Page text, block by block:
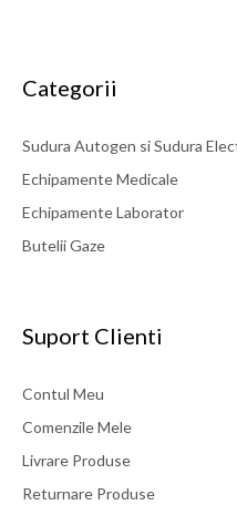
Categorii
Sudura Autogen si Sudura
Echipamente Medicale
Echipamente Laborator
Butelii Gaze
Suport Clienti
Contul Meu
Comenzile Mele
Livrare Produse
Returnare Produse